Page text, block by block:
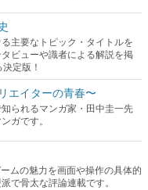
主要なトピック・タイトルを
ビューや識者による解説を掲
定版！
エイターの青春〜
られるマンガ家・田中圭一先
ガです。
ムの魅力を画面や操作の具体的
で骨太な評論連載です。